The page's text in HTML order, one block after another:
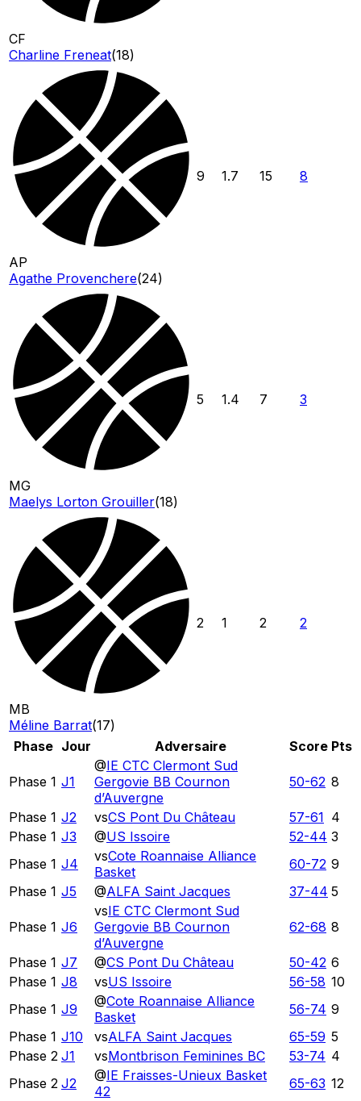
CF
Charline Freneat(18)
AP
Agathe Provenchere(24)
9 1.7 15 8
MG
Maelys Lorton Grouiller(18)
5 1.4 7 3
MB
Méline Barrat(17)
2 1 2 2
Phase Jour Adversaire Score Pts
Phase 1 J1
@IE CTC Clermont Sud
Gergovie BB Cournon
d’Auvergne
50-62 8
Phase 1 J2 vsCS Pont Du Château 57-61 4
Phase 1 J3 @US Issoire 52-44 3
Phase 1 J4 vsCote Roannaise Alliance
Basket
60-72 9
Phase 1 J5 @ALFA Saint Jacques 37-44 5
Phase 1 J6
vsIE CTC Clermont Sud
Gergovie BB Cournon
d’Auvergne
62-68 8
Phase 1 J7 @CS Pont Du Château 50-42 6
Phase 1 J8 vsUS Issoire 56-58 10
Phase 1 J9 @Cote Roannaise Alliance
Basket
56-74 9
Phase 1 J10 vsALFA Saint Jacques 65-59 5
Phase 2 J1 vsMontbrison Feminines BC 53-74 4
Phase 2 J2 @IE Fraisses-Unieux Basket
42
65-63 12